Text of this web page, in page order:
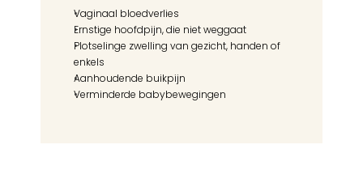
Vaginaal bloedverlies
Ernstige hoofdpijn, die niet weggaat
Plotselinge zwelling van gezicht, handen of
enkels
Aanhoudende buikpijn
Verminderde babybewegingen